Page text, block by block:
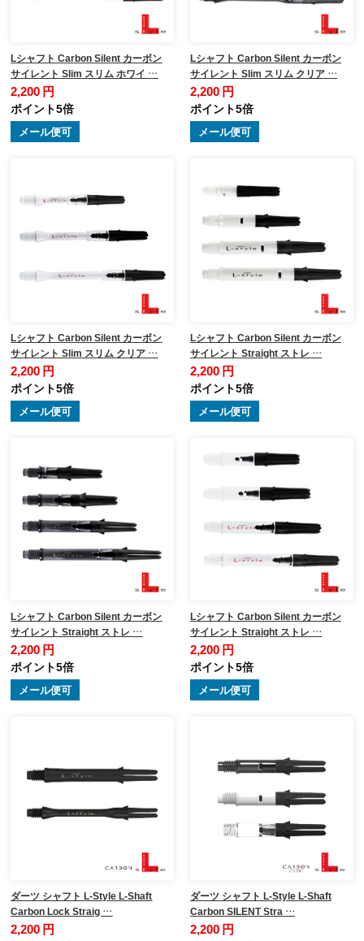
Lシャフト Carbon Silent カーボン
サイレント Slim スリム ホワイ …
2,200 円
ポイント5倍
メール便可
Lシャフト Carbon Silent カーボン
サイレント Slim スリム クリア …
2,200 円
ポイント5倍
メール便可
Lシャフト Carbon Silent カーボン
サイレント Slim スリム クリア …
2,200 円
ポイント5倍
メール便可
Lシャフト Carbon Silent カーボン
サイレント Straight ストレ …
2,200 円
ポイント5倍
メール便可
Lシャフト Carbon Silent カーボン
サイレント Straight ストレ …
2,200 円
ポイント5倍
メール便可
Lシャフト Carbon Silent カーボン
サイレント Straight ストレ …
2,200 円
ポイント5倍
メール便可
ダーツ シャフト L-Style L-Shaft
Carbon Lock Straig …
2,200 円
ダーツ シャフト L-Style L-Shaft
Carbon SILENT Stra …
2,200 円